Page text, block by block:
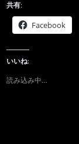
共有:
Facebook
いいね:
読み込み中…